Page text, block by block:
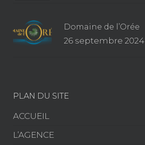
Domaine de l’Orée
26 septembre 2024
PLAN DU SITE
ACCUEIL
L’AGENCE